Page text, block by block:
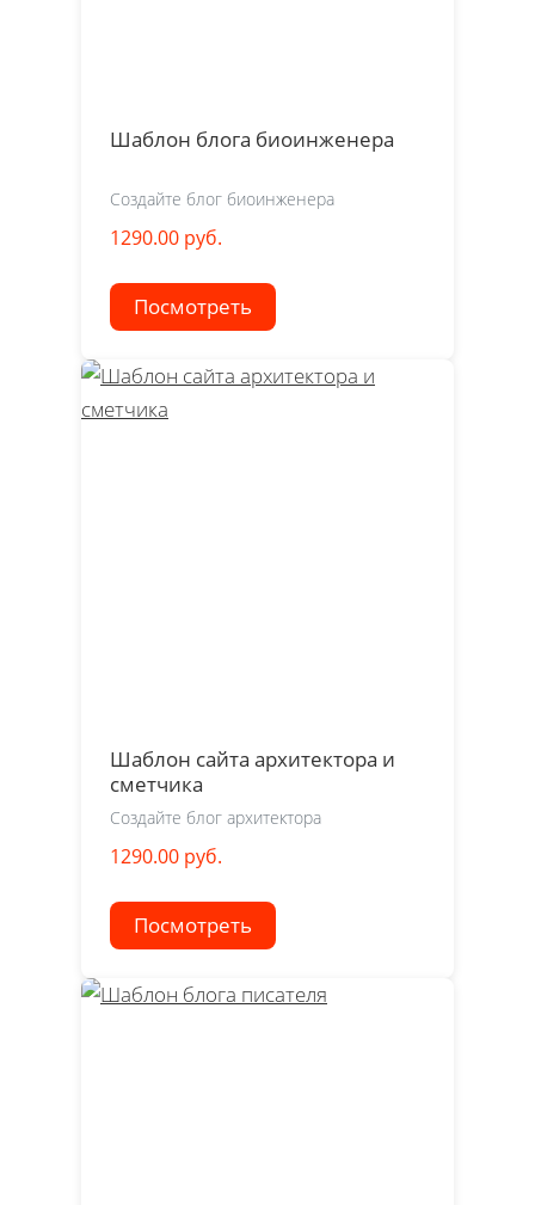
Шаблон блога биоинженера
Создайте блог биоинженера
1290.00 руб.
Посмотреть
Шаблон сайта архитектора и
сметчика
Создайте блог архитектора
1290.00 руб.
Посмотреть